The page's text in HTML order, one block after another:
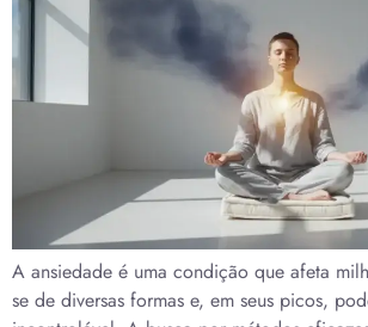
A ansiedade é uma condição que afeta
se de diversas formas e, em seus picos,